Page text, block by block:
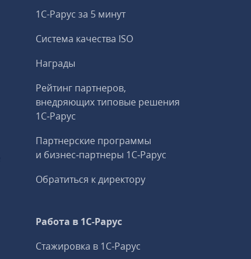
1С-Рарус за 5 минут
Система качества ISO
Награды
Рейтинг партнеров,
внедряющих типовые решения
1С‑Рарус
Партнерские программы
и бизнес‑партнеры 1С‑Рарус
Обратиться к директору
Работа в 1С‑Рарус
Стажировка в 1С‑Рарус